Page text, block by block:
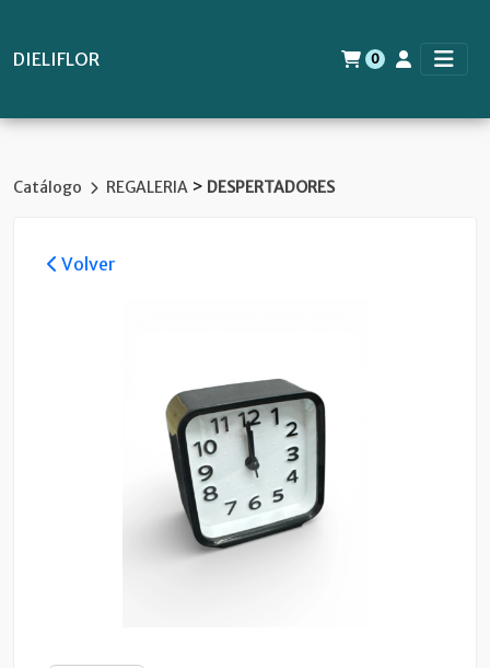
DIELIFLOR 0
Catálogo REGALERIA > DESPERTADORES
Volver